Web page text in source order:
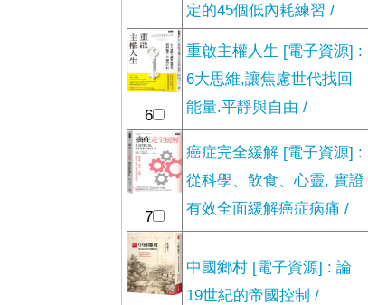
定的45個低內耗練習 /
6
重啟主權人生 [電子資源] :
6大思維,讓焦慮世代找回
能量.平靜與自由 /
7
癌症完全緩解 [電子資源] :
從科學、飲食、心靈, 實證
有效全面緩解癌症病痛 /
中國鄉村 [電子資源] : 論
19世紀的帝國控制 /